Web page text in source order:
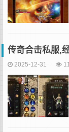
传奇合击私服,
2025-12-31